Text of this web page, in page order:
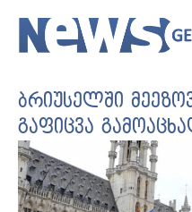
ბრიუსელში
გაფიცვა